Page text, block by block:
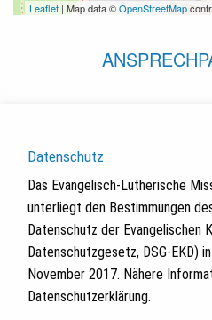
Leaflet | Map data ©OpenStreetMap
Datenschutz
Das Evangelisch-Lutherische
unterliegt den Bestimmungen
Datenschutz der Evangelischen
Datenschutzgesetz, DSG-EKD)
November 2017. Nähere
Datenschutzerklärung.